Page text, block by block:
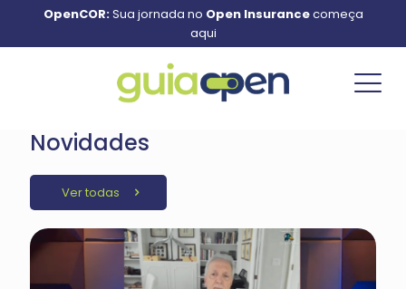
OpenCOR:Sua jornada no Open Insurancecomeça
aqui
Novidades
Ver todas